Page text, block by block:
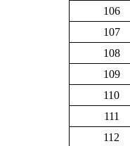
106
107
108
109
110
111
112